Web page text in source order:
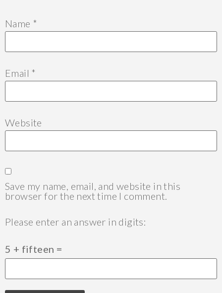
Name *
Email *
Website
Save my name, email, and website in this
browser for the next time I comment.
Please enter an answer in digits:
5 + fifteen =